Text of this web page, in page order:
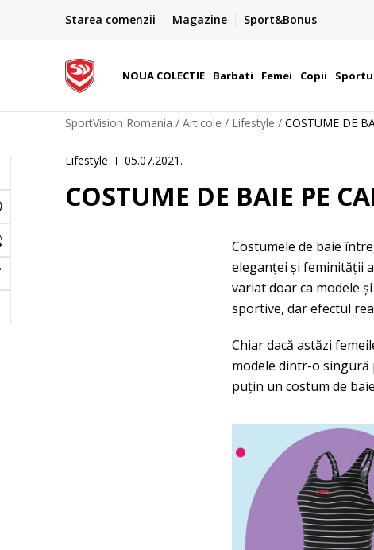
Starea comenzii Magazine Sport&Bonus
Plateste cu cardul in siguranta prin WSPay - Visa, MasterCard,
NOUA COLECTIE Barbati Femei Copii
SportVision Romania Articole Lifestyle COSTUME DE
Lifestyle 05.07.2021.
COSTUME DE BAIE PE
Costumele de baie
eleganței și feminității
variat doar ca modele
sportive, dar efectul
Chiar dacă astăzi
modele dintr-o singură
puțin un costum de